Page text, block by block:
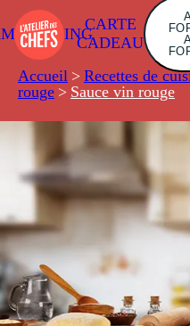
CARTE
CADEAU
Accueil > Recettes de
rouge > Sauce vin rouge